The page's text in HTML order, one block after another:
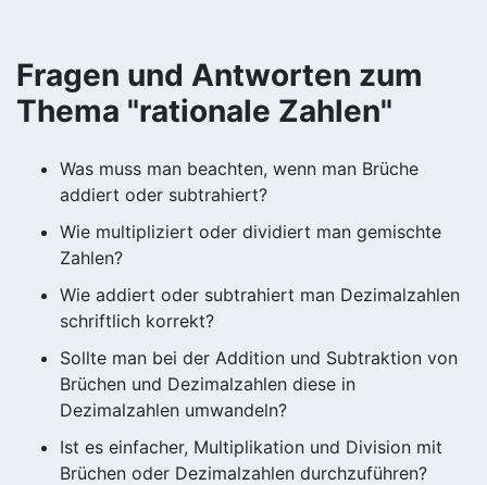
Fragen und Antworten zum
Thema "rationale Zahlen"
Was muss man beachten, wenn man Brüche
addiert oder subtrahiert?
Wie multipliziert oder dividiert man gemischte
Zahlen?
Wie addiert oder subtrahiert man Dezimalzahlen
schriftlich korrekt?
Sollte man bei der Addition und Subtraktion von
Brüchen und Dezimalzahlen diese in
Dezimalzahlen umwandeln?
Ist es einfacher, Multiplikation und Division mit
Brüchen oder Dezimalzahlen durchzuführen?